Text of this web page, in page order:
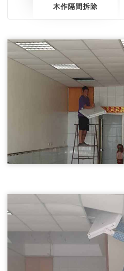
木作隔間拆除
尖石鄉拆除天花板,輕鋼架
尖石鄉拆除天花板